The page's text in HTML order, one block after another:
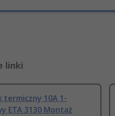
linki
termiczny 10A 1-
ETA 3130 Montaż